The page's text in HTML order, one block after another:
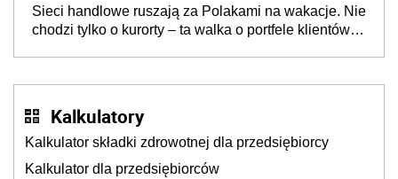
Sieci handlowe ruszają za Polakami na wakacje. Nie
chodzi tylko o kurorty – ta walka o portfele klientów
Kalkulatory
Kalkulator składki zdrowotnej dla przedsiębiorcy
Kalkulator dla przedsiębiorców